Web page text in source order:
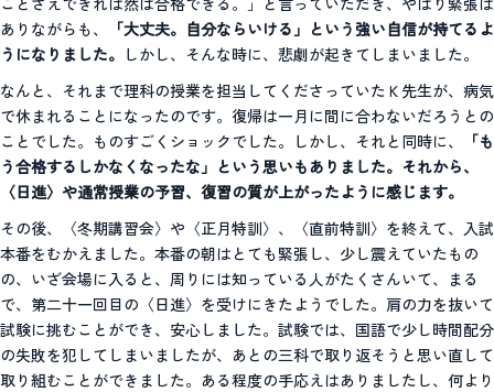
ありながらも、
「大丈夫。自分ならいける」という強い自信が持てるよ
うになりました。 しかし、そんな時に、悲劇が起きてしまいました。
なんと、それまで理科の授業を担当してくださっていたＫ先生が、病気
で休まれることになったのです。復帰は一月に間に合わないだろうとの
ことでした。ものすごくショックでした。しかし、それと同時に、
「も
う合格するしかなくなったな」という思いもありました。それから、
〈日進〉や通常授業の予習、復習の質が上がったように感じます。
その後、〈冬期講習会〉や〈正月特訓〉、〈直前特訓〉を終えて、入試
本番をむかえました。本番の朝はとても緊張し、少し震えていたもの
の、いざ会場に入ると、周りには知っている人がたくさんいて、まる
で、第二十一回目の〈日進〉を受けにきたようでした。肩の力を抜いて
試験に挑むことができ、安心しました。試験では、国語で少し時間配分
の失敗を犯してしまいましたが、あとの三科で取り返そうと思い直して
取り組むことができました。ある程度の手応えはありましたし、何より